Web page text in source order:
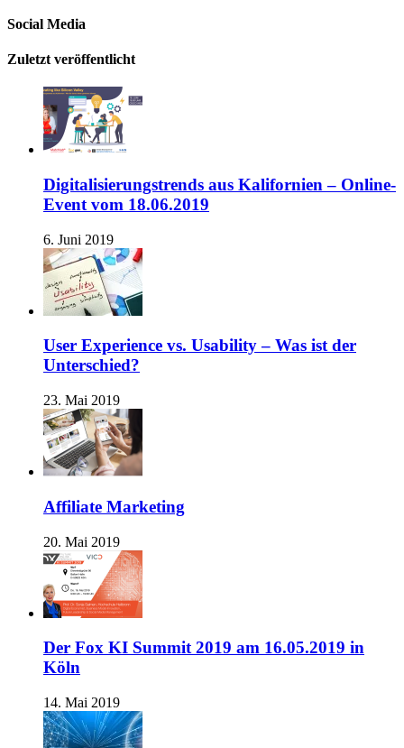
Social Media
Zuletzt veröffentlicht
Digitalisierungstrends aus Kalifornien – Online-
Event vom 18.06.2019
6. Juni 2019
User Experience vs. Usability – Was ist der
Unterschied?
23. Mai 2019
Affiliate Marketing
20. Mai 2019
Der Fox KI Summit 2019 am 16.05.2019 in
Köln
14. Mai 2019